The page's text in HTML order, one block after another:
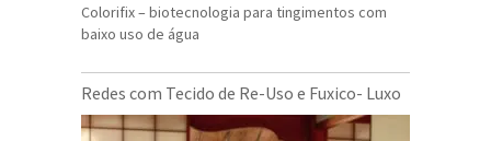
Colorifix – biotecnologia para tingimentos com
baixo uso de água
Redes com Tecido de Re-Uso e Fuxico- Luxo